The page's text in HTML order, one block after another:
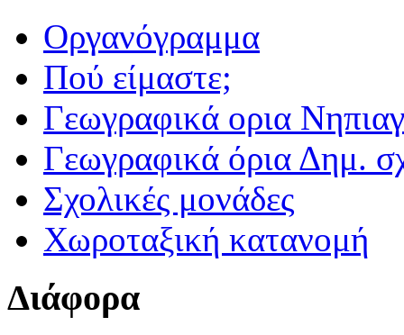
Οργανόγραμμα
Πού είμαστε;
Γεωγραφικά ορια
Γεωγραφικά όρια Δημ.
Σχολικές μονάδες
Χωροταξική κατανομή
Διάφορα